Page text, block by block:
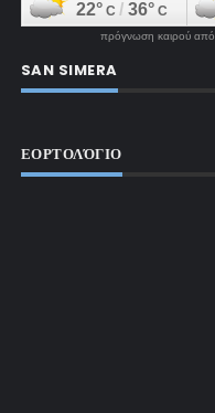
πρόγνωση καιρού
SAN SIMERA
ΕΟΡΤΟΛΌΓΙΟ